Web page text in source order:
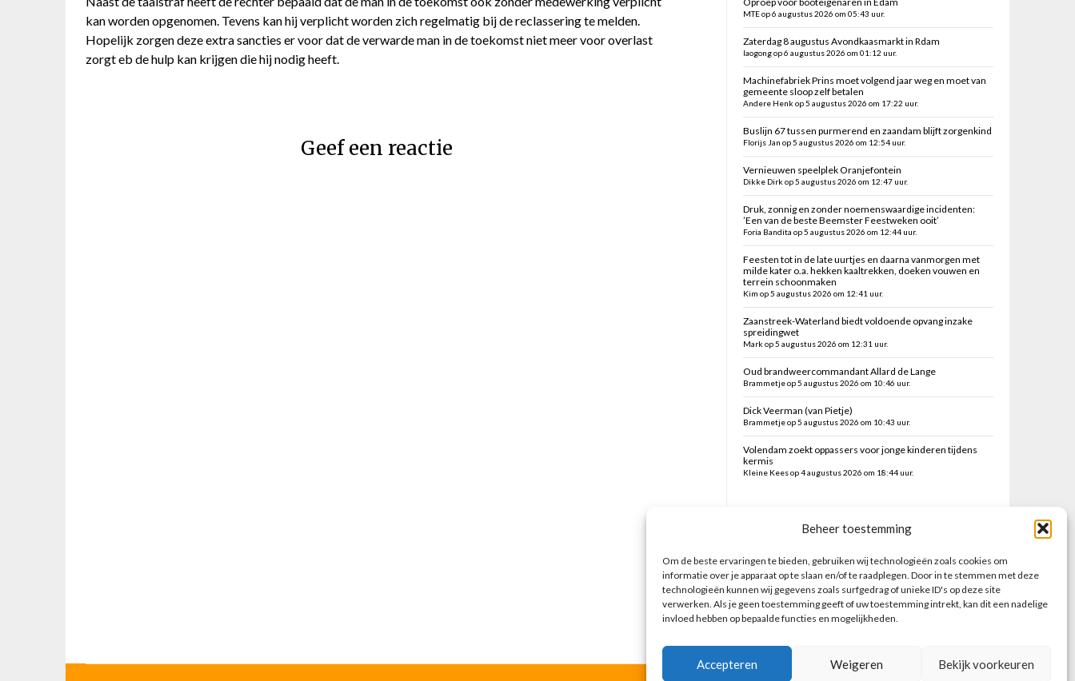
Beheer toestemming
Om de beste ervaringen te bieden, gebruiken wij technologieën zoals cookies om
informatie over je apparaat op te slaan en/of te raadplegen. Door in te stemmen met deze
technologieën kunnen wij gegevens zoals surfgedrag of unieke ID's op deze site
verwerken. Als je geen toestemming geeft of uw toestemming intrekt, kan dit een nadelige
invloed hebben op bepaalde functies en mogelijkheden.
Accepteren Weigeren Bekijk voorkeuren
kan worden opgenomen. Tevens kan hij verplicht worden zich regelmatig bij de reclassering te melden.
Hopelijk zorgen deze extra sancties er voor dat de verwarde man in de toekomst niet meer voor overlast
zorgt eb de hulp kan krijgen die hij nodig heeft.
Geef een reactie
MTE op 6 augustus 2026 om 05:43 uur.
Zaterdag 8 augustus Avondkaasmarkt in Rdam
laogong op 6 augustus 2026 om 01:12 uur.
Machinefabriek Prins moet volgend jaar weg en moet van
gemeente sloop zelf betalen
Andere Henk op 5 augustus 2026 om 17:22 uur.
Buslijn 67 tussen purmerend en zaandam blijft zorgenkind
Florijs Jan op 5 augustus 2026 om 12:54 uur.
Vernieuwen speelplek Oranjefontein
Dikke Dirk op 5 augustus 2026 om 12:47 uur.
Druk, zonnig en zonder noemenswaardige incidenten:
’Een van de beste Beemster Feestweken ooit’
Foria Bandita op 5 augustus 2026 om 12:44 uur.
Feesten tot in de late uurtjes en daarna vanmorgen met
milde kater o.a. hekken kaaltrekken, doeken vouwen en
terrein schoonmaken
Kim op 5 augustus 2026 om 12:41 uur.
Zaanstreek-Waterland biedt voldoende opvang inzake
spreidingwet
Mark op 5 augustus 2026 om 12:31 uur.
Oud brandweercommandant Allard de Lange
Brammetje op 5 augustus 2026 om 10:46 uur.
Dick Veerman (van Pietje)
Brammetje op 5 augustus 2026 om 10:43 uur.
Volendam zoekt oppassers voor jonge kinderen tijdens
kermis
Kleine Kees op 4 augustus 2026 om 18:44 uur.